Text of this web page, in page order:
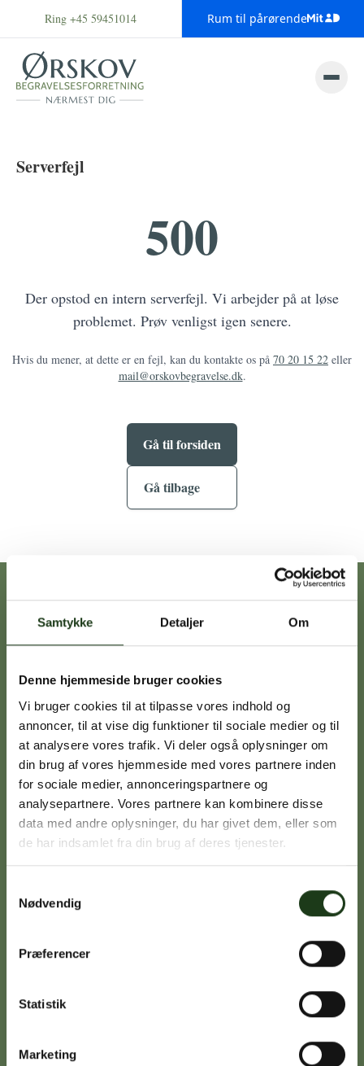
Samtykke Detaljer Om
Denne hjemmeside bruger cookies
Vi bruger cookies til at tilpasse vores indhold og
annoncer, til at vise dig funktioner til sociale medier og til
at analysere vores trafik. Vi deler også oplysninger om
din brug af vores hjemmeside med vores partnere inden
for sociale medier, annonceringspartnere og
analysepartnere. Vores partnere kan kombinere disse
data med andre oplysninger, du har givet dem, eller som
de har indsamlet fra din brug af deres tjenester.
Nødvendig
Præferencer
Statistik
Marketing
Ring +45 59451014 Rum til pårørende
Serverfejl
500
Der opstod en intern serverfejl. Vi arbejder på at løse
problemet. Prøv venligst igen senere.
Hvis du mener, at dette er en fejl, kan du kontakte os på 70 20 15 22 eller
mail@orskovbegravelse.dk.
Gå til forsiden
Gå tilbage
Vores afdelinger
Holbæk
59 45 10 14
Signe Vinding
Nykøbing Sj.
59 91 99 77